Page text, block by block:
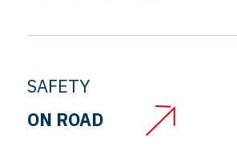
SAFETY
ON ROAD